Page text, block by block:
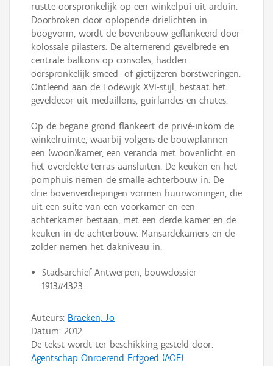
rustte oorspronkelijk op een winkelpui uit arduin.
Doorbroken door oplopende drielichten in
boogvorm, wordt de bovenbouw geflankeerd door
kolossale pilasters. De alternerend gevelbrede en
centrale balkons op consoles, hadden
oorspronkelijk smeed- of gietijzeren borstweringen.
Ontleend aan de Lodewijk XVI-stijl, bestaat het
geveldecor uit medaillons, guirlandes en chutes.
Op de begane grond flankeert de privé-inkom de
winkelruimte, waarbij volgens de bouwplannen
een (woon)kamer, een veranda met bovenlicht en
het overdekte terras aansluiten. De keuken en het
pomphuis nemen de smalle achterbouw in. De
drie bovenverdiepingen vormen huurwoningen, die
uit een suite van een voorkamer en een
achterkamer bestaan, met een derde kamer en de
keuken in de achterbouw. Mansardekamers en de
zolder nemen het dakniveau in.
Stadsarchief Antwerpen, bouwdossier
1913#4323.
Auteurs: Braeken, Jo
Datum: 2012
De tekst wordt ter beschikking gesteld door:
Agentschap Onroerend Erfgoed (AOE)